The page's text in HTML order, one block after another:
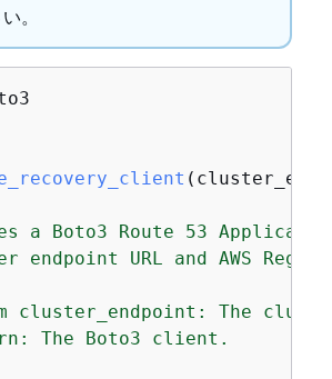
。
(
a Boto3 Route 53
endpoint URL and AWS
cluster_endpoint: The
The Boto3 client.